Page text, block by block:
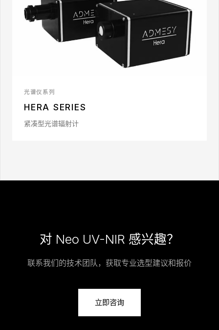
光谱仪系列
HERA SERIES
紧凑型光谱辐射计
对 Neo UV-NIR 感兴趣？
联系我们的技术团队，获取专业选型建议和报价
立即咨询